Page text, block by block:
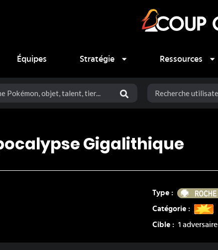
Équipes
Stratégie Ressources
Gigalithique
Type :
Catégorie :
Cible : 1 adversaire